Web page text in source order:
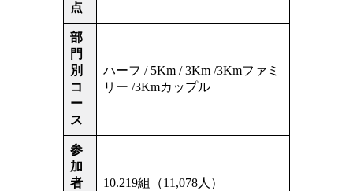
点
部
門
別
コ
ー
ス
ハーフ / 5Km / 3Km /3Kmファミ
リー /3Kmカップル
参
加
者
10.219組（11,078人）